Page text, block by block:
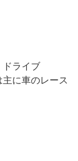
ドライブ
主に車のレース